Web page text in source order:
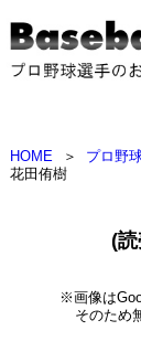
HOME ＞ プロ野
花田侑樹
(
※画像は
そのため